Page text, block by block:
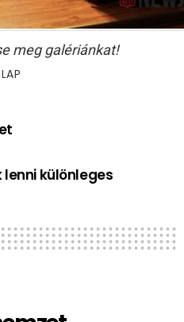
meg galériánkat!
különleges